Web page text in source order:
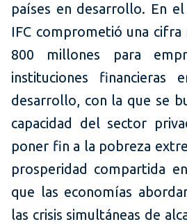
países en desarrollo. En
IFC comprometió una cifra
800 millones para
instituciones financieras
desarrollo, con la que se
capacidad del sector
poner fin a la pobreza
prosperidad compartida
que las economías
las crisis simultáneas de